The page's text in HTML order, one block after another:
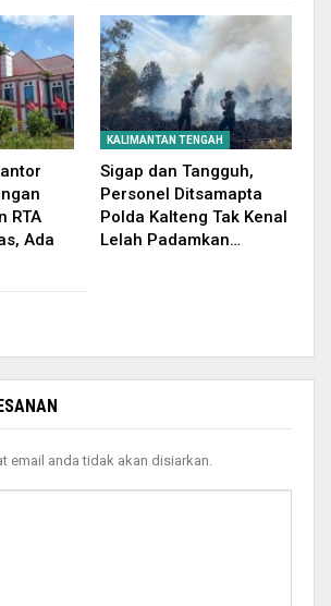
RTA
Ada
KALIMANTAN TENGAH
Sigap dan Tangguh,
Personel Ditsamapta
Polda Kalteng Tak Kenal
Lelah Padamkan…
email anda tidak akan disiarkan.